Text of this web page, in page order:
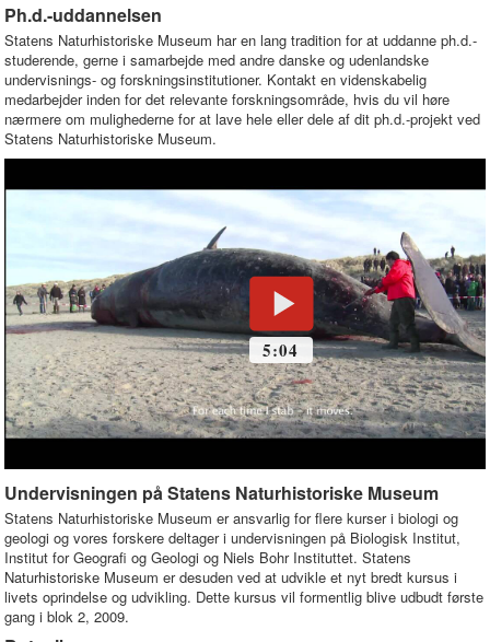
Ph.d.-uddannelsen
Statens Naturhistoriske Museum har en lang tradition for at uddanne ph.d.-
studerende, gerne i samarbejde med andre danske og udenlandske
undervisnings- og forskningsinstitutioner. Kontakt en videnskabelig
medarbejder inden for det relevante forskningsområde, hvis du vil høre
nærmere om mulighederne for at lave hele eller dele af dit ph.d.-projekt ved
Statens Naturhistoriske Museum.
Undervisningen på Statens Naturhistoriske Museum
Statens Naturhistoriske Museum er ansvarlig for flere kurser i biologi og
geologi og vores forskere deltager i undervisningen på Biologisk Institut,
Institut for Geografi og Geologi og Niels Bohr Instituttet. Statens
Naturhistoriske Museum er desuden ved at udvikle et nyt bredt kursus i
livets oprindelse og udvikling. Dette kursus vil formentlig blive udbudt første
gang i blok 2, 2009.